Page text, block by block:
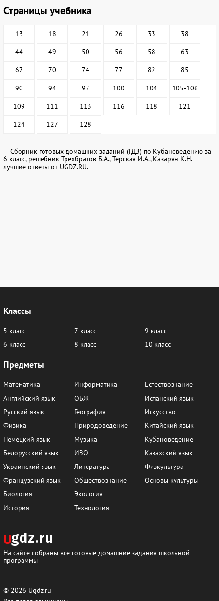
Страницы учебника
13 18 21 26 33 38
44 49 50 56 58 63
67 70 74 77 82 85
90 94 97 100 104 105-106
109 111 113 116 118 121
124 127 128
Сборник готовых домашних заданий (ГДЗ) по Кубановедению за
6 класс, решебник Трехбратов Б.А., Терская И.А., Казарян К.Н.
лучшие ответы от UGDZ.RU.
Классы
5 класс
6 класс
7 класс
8 класс
9 класс
10 класс
Предметы
Математика
Английский язык
Русский язык
Физика
Немецкий язык
Белорусский язык
Украинский язык
Французский язык
Биология
История
Информатика
ОБЖ
География
Природоведение
Музыка
ИЗО
Литература
Обществознание
Экология
Технология
Естествознание
Испанский язык
Искусство
Китайский язык
Кубановедение
Казахский язык
Физкультура
Основы культуры
На сайте собраны все готовые домашние задания школьной
программы
© 2026 Ugdz.ru